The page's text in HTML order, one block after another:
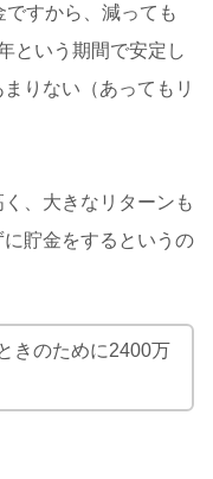
すから、減っても
という期間で安定し
りない（あってもリ
、大きなリターンも
貯金をするというの
きのために2400万